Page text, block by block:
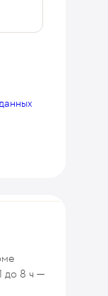
до 8 ч —